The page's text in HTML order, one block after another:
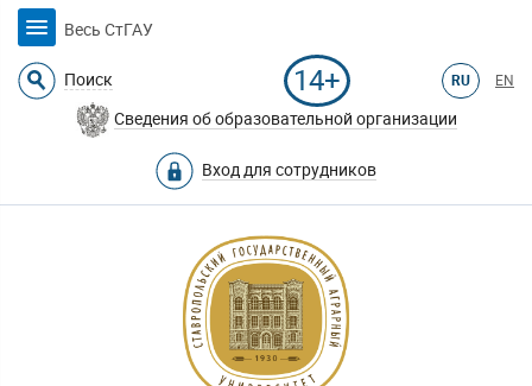
Весь СтГАУ
Поиск 14+ RU EN
Сведения об образовательной организации
Вход для сотрудников